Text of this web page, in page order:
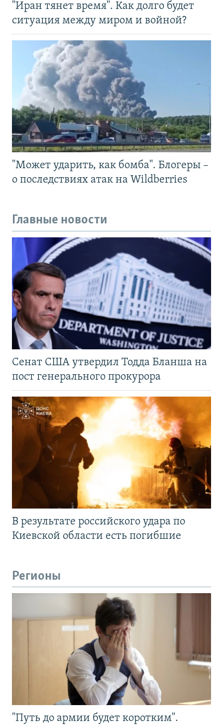
"Иран тянет время". Как долго будет
ситуация между миром и войной?
"Может ударить, как бомба". Блогеры –
о последствиях атак на Wildberries
Главные новости
Сенат США утвердил Тодда Бланша на
пост генерального прокурора
В результате российского удара по
Киевской области есть погибшие
Регионы
"Путь до армии будет коротким".